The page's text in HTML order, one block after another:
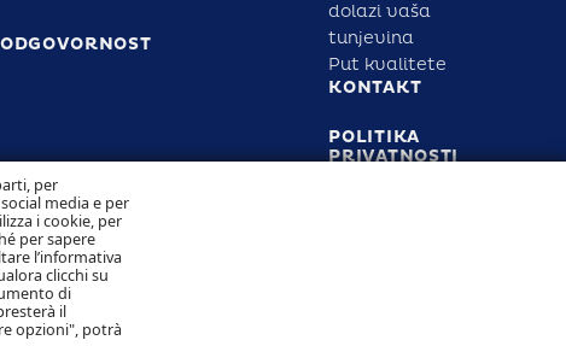
per
media e per
i cookie, per
per sapere
l’informativa
clicchi su
di
il
opzioni", potrà
ODGOVORNOST
dolazi vaša
tunjevina
Put kvalitete
KONTAKT
POLITIKA
PRIVATNOSTI